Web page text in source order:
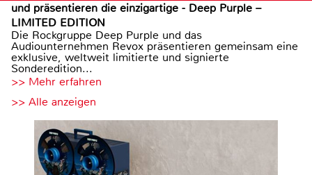
und präsentieren die einzigartige - Deep Purple –
LIMITED EDITION
Die Rockgruppe Deep Purple und das
Audiounternehmen Revox präsentieren gemeinsam eine
exklusive, weltweit limitierte und signierte
Sonderedition...
>> Mehr erfahren
>> Alle anzeigen